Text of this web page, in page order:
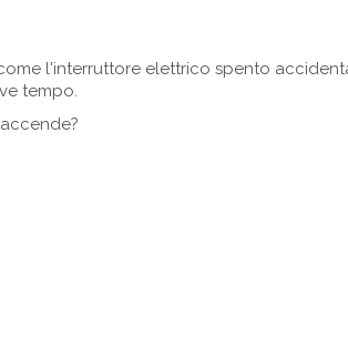
l'interruttore elettrico spento
tempo.